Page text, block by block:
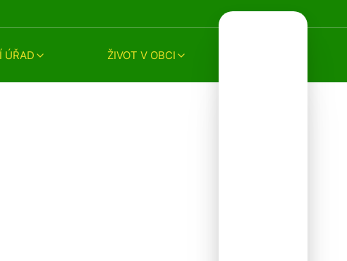
ÚŘAD ŽIVOT V OBCI